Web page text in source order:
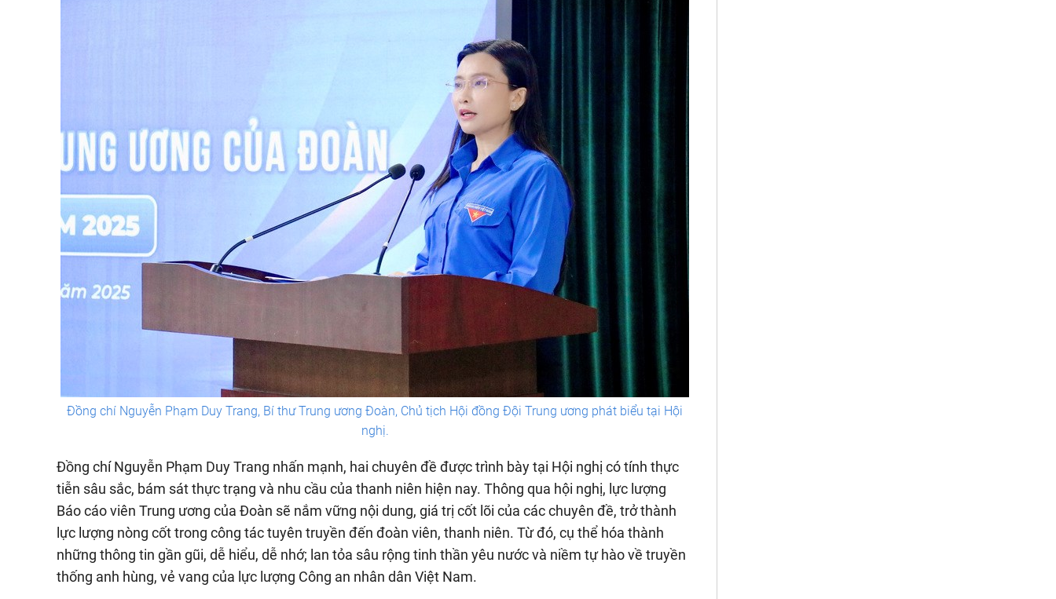
Đồng chí Nguyễn Phạm Duy Trang, Bí thư Trung ương Đoàn, Chủ tịch Hội đồng Đội Trung ương phát biểu tại Hội
nghị.
Đồng chí Nguyễn Phạm Duy Trang nhấn mạnh, hai chuyên đề được trình bày tại Hội nghị có tính thực
tiễn sâu sắc, bám sát thực trạng và nhu cầu của thanh niên hiện nay. Thông qua hội nghị, lực lượng
Báo cáo viên Trung ương của Đoàn sẽ nắm vững nội dung, giá trị cốt lõi của các chuyên đề, trở thành
lực lượng nòng cốt trong công tác tuyên truyền đến đoàn viên, thanh niên. Từ đó, cụ thể hóa thành
những thông tin gần gũi, dễ hiểu, dễ nhớ; lan tỏa sâu rộng tinh thần yêu nước và niềm tự hào về truyền
thống anh hùng, vẻ vang của lực lượng Công an nhân dân Việt Nam.